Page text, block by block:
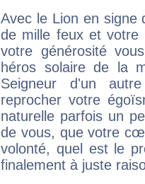
Avec le Lion en signe
de mille feux et votre
votre générosité
héros solaire de la
Seigneur d'un
reprocher votre
naturelle parfois un
de vous, que votre
volonté, quel est le
finalement à juste